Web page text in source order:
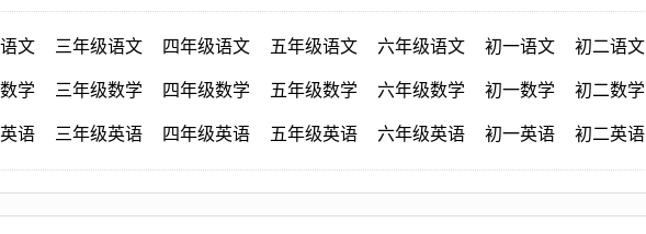
文 三年级语文 四年级语文 五年级语文 六年级语文 初一语文 初二语文
学 三年级数学 四年级数学 五年级数学 六年级数学 初一数学 初二数学
语 三年级英语 四年级英语 五年级英语 六年级英语 初一英语 初二英语